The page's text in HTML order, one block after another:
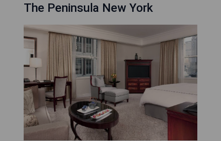
The Peninsula New York